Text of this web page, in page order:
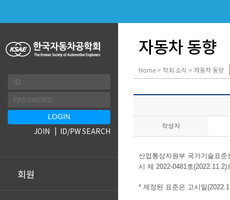
회원
JOIN ID/PW SEARCH
자동차 동향
Home > 학회 소식 > 자동차 동향
작성자
산업통상자원부 국가기술표준
시 제 2022-0481호
* 제정된 표준은 고시일